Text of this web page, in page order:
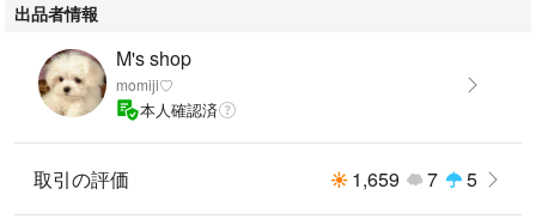
出品者情報
M's shop
momiji♡
本人確認済
取引の評価 1,659 7 5